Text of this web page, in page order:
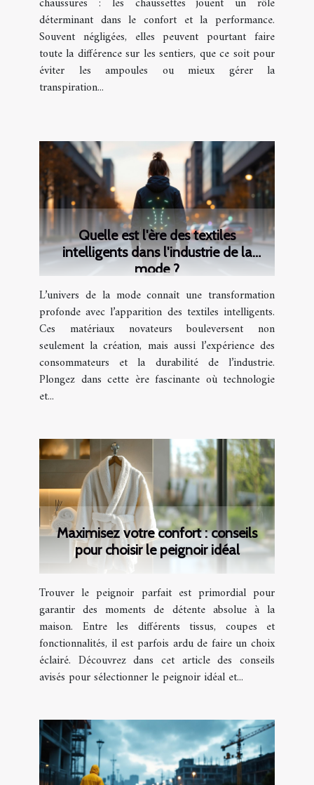
déterminant dans le confort et la performance.
Souvent négligées, elles peuvent pourtant faire
toute la différence sur les sentiers, que ce soit pour
éviter les ampoules ou mieux gérer la
transpiration...
Quelle est l'ère des textiles
intelligents dans l'industrie de la
mode ?
L’univers de la mode connaît une transformation
profonde avec l’apparition des textiles intelligents.
Ces matériaux novateurs bouleversent non
seulement la création, mais aussi l’expérience des
consommateurs et la durabilité de l’industrie.
Plongez dans cette ère fascinante où technologie
et...
Maximisez votre confort : conseils
pour choisir le peignoir idéal
Trouver le peignoir parfait est primordial pour
garantir des moments de détente absolue à la
maison. Entre les différents tissus, coupes et
fonctionnalités, il est parfois ardu de faire un choix
éclairé. Découvrez dans cet article des conseils
avisés pour sélectionner le peignoir idéal et...